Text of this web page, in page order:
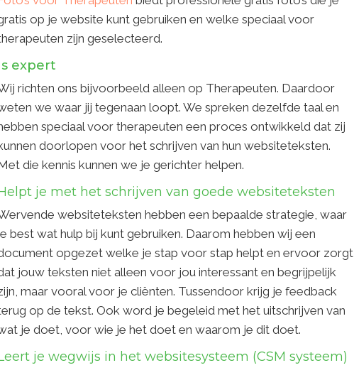
op je website kunt gebruiken en welke speciaal voor
zijn geselecteerd.
expert
richten ons bijvoorbeeld alleen op Therapeuten. Daardoor
we waar jij tegenaan loopt. We spreken dezelfde taal en
speciaal voor therapeuten een proces ontwikkeld dat zij
doorlopen voor het schrijven van hun websiteteksten.
die kennis kunnen we je gerichter helpen.
je met het schrijven van goede websiteteksten
websiteteksten hebben een bepaalde strategie, waar
best wat hulp bij kunt gebruiken. Daarom hebben wij een
opgezet welke je stap voor stap helpt en ervoor zorgt
jouw teksten niet alleen voor jou interessant en begrijpelijk
maar vooral voor je cliënten. Tussendoor krijg je feedback
op de tekst. Ook word je begeleid met het uitschrijven van
je doet, voor wie je het doet en waarom je dit doet.
je wegwijs in het websitesysteem (CSM systeem)